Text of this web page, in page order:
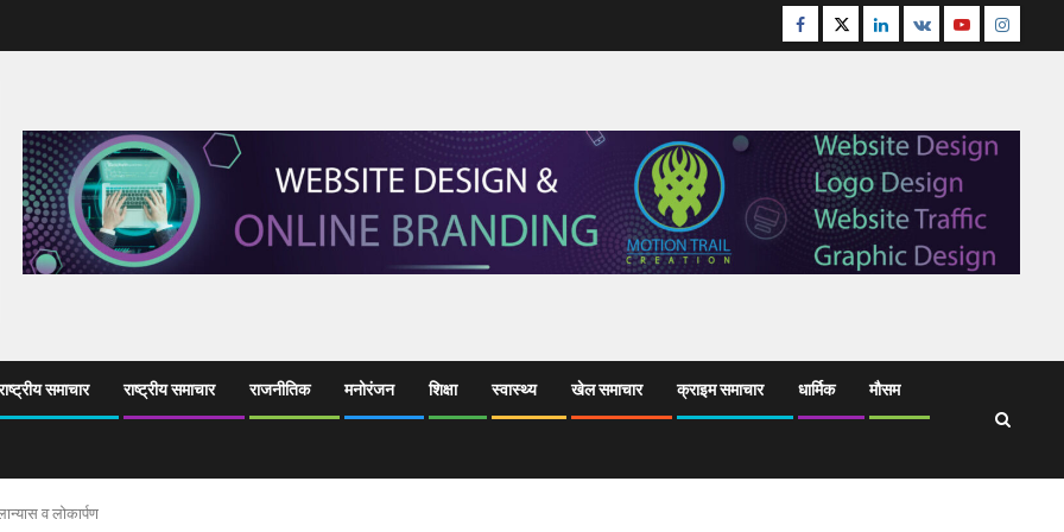
Facebook
TwitterLinkedin
VK Youtube
समाचार राष्ट्रीय समाचार राजनीतिक मनोरंजन शिक्षा स्वास्थ्य खेल समाचार क्राइम समाचार धार्मिक मौसम
व लोकार्पण